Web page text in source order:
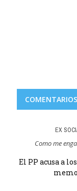
y
EX
Como me
El PP acusa a